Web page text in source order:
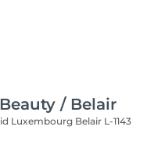
/ Belair
Luxembourg Belair L-1143